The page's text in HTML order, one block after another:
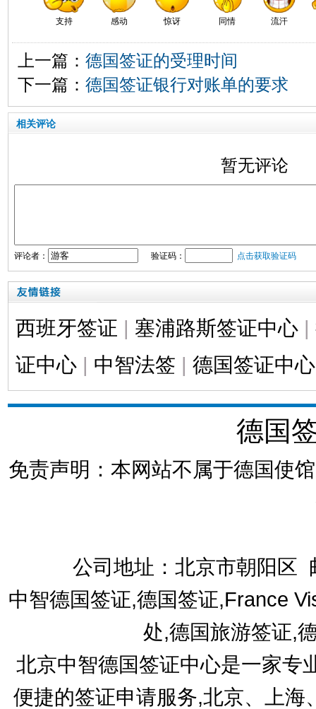
支持 感动 惊讶 同情 流汗
上一篇： 德国签证的受理时间
下一篇： 德国签证银行对账单的要求
相关评论
暂无评论
评论者： 验证码： 点击获取验证码
西班牙签证 | 塞浦路斯签证中心 |
证中心 | 中智法签 | 德国签证中心
德国
免责声明：本网站不属于德国使
公司地址：北京市朝阳区
中智德国签证,德国签证,France
处,德国旅游签证,
北京中智德国签证中心是一家专
便捷的签证申请服务,北京、上